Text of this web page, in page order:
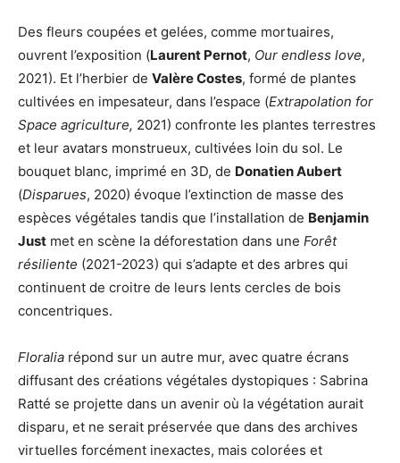
Des fleurs coupées et gelées, comme mortuaires,
ouvrent l’exposition (Laurent Pernot, Our endless love,
2021). Et l’herbier de Valère Costes, formé de plantes
cultivées en impesateur, dans l’espace (Extrapolation for
Space agriculture, 2021) confronte les plantes terrestres
et leur avatars monstrueux, cultivées loin du sol. Le
bouquet blanc, imprimé en 3D, de Donatien Aubert
(Disparues, 2020) évoque l’extinction de masse des
espèces végétales tandis que l’installation de Benjamin
Just met en scène la déforestation dans une Forêt
résiliente (2021-2023) qui s’adapte et des arbres qui
continuent de croitre de leurs lents cercles de bois
concentriques.
Floralia répond sur un autre mur, avec quatre écrans
diffusant des créations végétales dystopiques : Sabrina
Ratté se projette dans un avenir où la végétation aurait
disparu, et ne serait préservée que dans des archives
virtuelles forcément inexactes, mais colorées et